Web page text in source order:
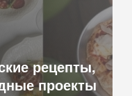
рецепты,
проекты